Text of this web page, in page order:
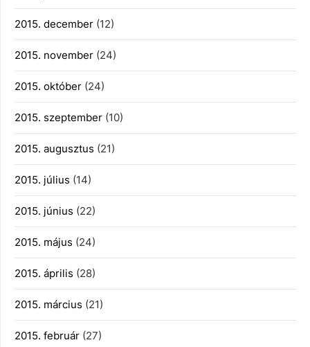
2015. december (12)
2015. november (24)
2015. október (24)
2015. szeptember (10)
2015. augusztus (21)
2015. július (14)
2015. június (22)
2015. május (24)
2015. április (28)
2015. március (21)
2015. február (27)